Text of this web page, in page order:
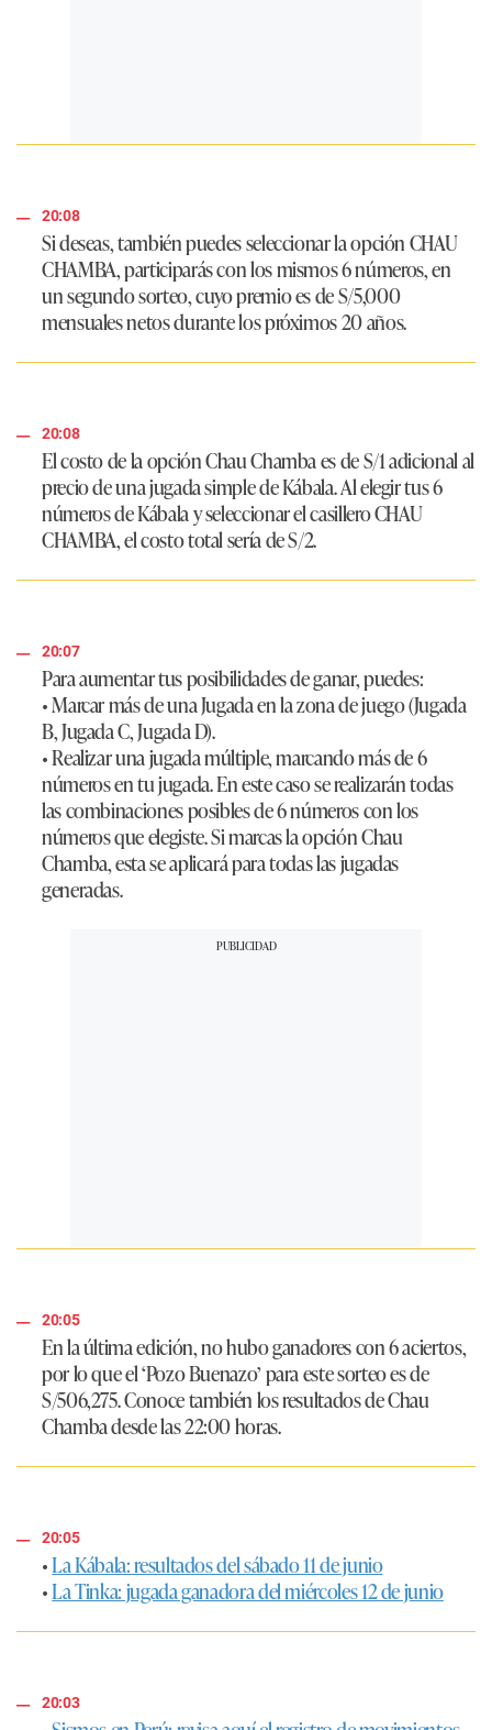
20:08
Si deseas, también puedes seleccionar la opción CHAU
CHAMBA, participarás con los mismos 6 números, en
un segundo sorteo, cuyo premio es de S/5,000
mensuales netos durante los próximos 20 años.
20:08
El costo de la opción Chau Chamba es de S/1 adicional al
precio de una jugada simple de Kábala. Al elegir tus 6
números de Kábala y seleccionar el casillero CHAU
CHAMBA, el costo total sería de S/2.
20:07
Para aumentar tus posibilidades de ganar, puedes:
• Marcar más de una Jugada en la zona de juego (Jugada
B, Jugada C, Jugada D).
• Realizar una jugada múltiple, marcando más de 6
números en tu jugada. En este caso se realizarán todas
las combinaciones posibles de 6 números con los
números que elegiste. Si marcas la opción Chau
Chamba, esta se aplicará para todas las jugadas
generadas.
20:05
En la última edición, no hubo ganadores con 6 aciertos,
por lo que el ‘Pozo Buenazo’ para este sorteo es de
S/506,275. Conoce también los resultados de Chau
Chamba desde las 22:00 horas.
20:05
•La Kábala: resultados del sábado 11 de junio
•La Tinka: jugada ganadora del miércoles 12 de junio
20:03